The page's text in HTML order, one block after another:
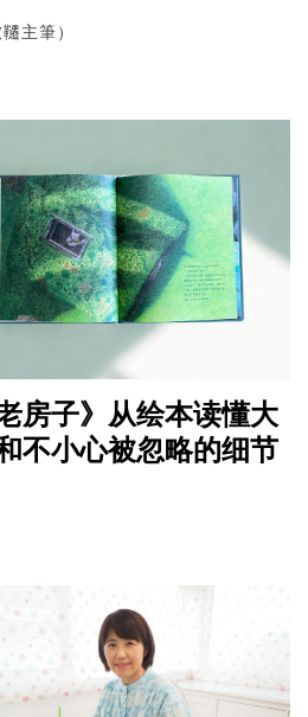
主筆）
房子》从绘本读懂大
不小心被忽略的细节